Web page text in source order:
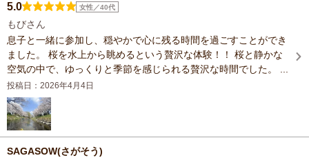
5.0 女性／40代
もびさん
息子と一緒に参加し、穏やかで心に残る時間を過ごすことができ
ました。 桜を水上から眺めるという贅沢な体験！！ 桜と静かな
空気の中で、ゆっくりと季節を感じられる贅沢な時間でした。 ...
投稿日：2026年4月4日
SAGASOW(さがそう)